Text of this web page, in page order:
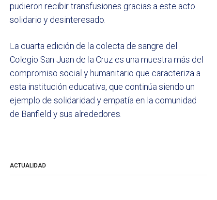
pudieron recibir transfusiones gracias a este acto
solidario y desinteresado.
La cuarta edición de la colecta de sangre del
Colegio San Juan de la Cruz es una muestra más del
compromiso social y humanitario que caracteriza a
esta institución educativa, que continúa siendo un
ejemplo de solidaridad y empatía en la comunidad
de Banfield y sus alrededores.
ACTUALIDAD